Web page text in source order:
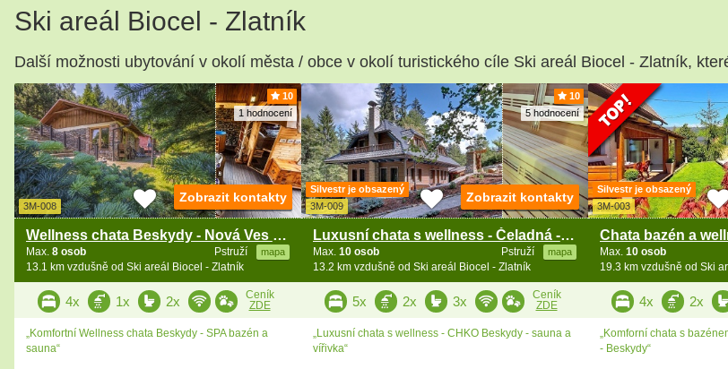
Ski areál Biocel - Zlatník
Další možnosti ubytování v okolí města / obce v okolí turistického cíle Ski areál Biocel - Zlatník,
10
1 hodnocení
3M-008
Wellness chata Beskydy - Nová Ves - Čeladná
Pstruží mapa
Max. 8 osob
13.1 km vzdušně od Ski areál Biocel - Zlatník
Zobrazit kontakty
4x 1x 2x
Ceník
ZDE
„Komfortní Wellness chata Beskydy - SPA bazén a
sauna“
10
5 hodnocení
Silvestr je obsazený
3M-009
Luxusní chata s wellness - Čeladná - Beskydy
Pstruží mapa
Max. 10 osob
13.2 km vzdušně od Ski areál Biocel - Zlatník
Zobrazit kontakty
5x 2x 3x
Ceník
ZDE
„Luxusní chata s wellness - CHKO Beskydy - sauna a
vířivka“
Silvestr je obsazený
3M-003
Max. 10 osob
19.3 km vzdušně od Ski
4x 2x
„Komforní chata s
- Beskydy“